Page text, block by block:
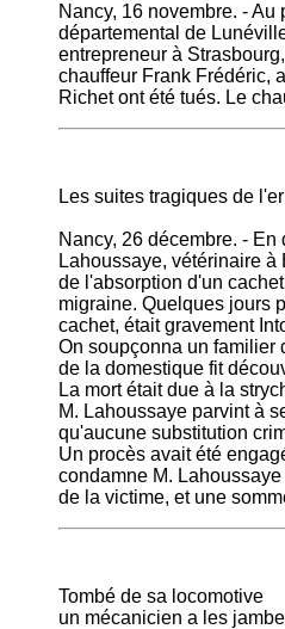
Nancy, 16 novembre. -
départemental de
entrepreneur à
chauffeur Frank Frédéric,
Richet ont été tués. Le
Les suites tragiques de
Nancy, 26 décembre. -
Lahoussaye, vétérinaire
de l'absorption d'un
migraine. Quelques jours
cachet, était gravement
On soupçonna un familier
de la domestique fit
La mort était due à la
M. Lahoussaye parvint à
qu'aucune substitution
Un procès avait été
condamne M.
de la victime, et une
Tombé de sa locomotive
un mécanicien a les